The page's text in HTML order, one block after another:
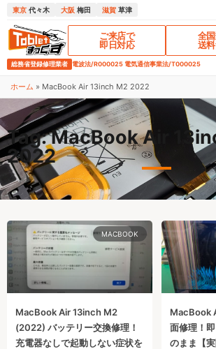
東京 代々木 大阪 梅田 滋賀 草津
ご来店で
即日対応
全
送
総務省登録修理業者 電波法/R000025 電気通信事業法/T000025
ホーム » MacBook Air 13inch M2 2022
Tag: MacBook Air
2022
MACBOOK
MacBook Air 13inch M2
(2022) バッテリー交換修理！
充電器なしで起動しない症状を
MacBook
面修理！
のまま【実